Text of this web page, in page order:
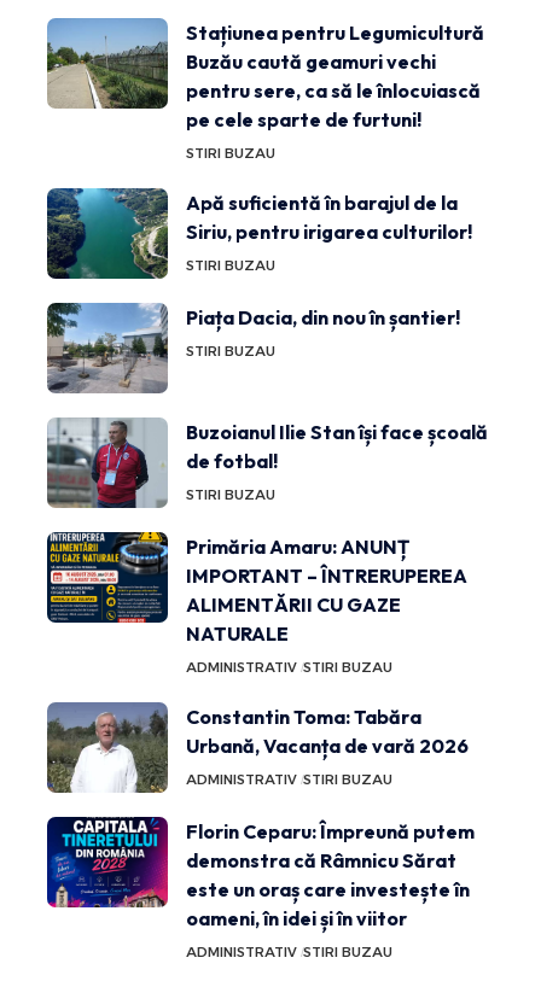
Stațiunea pentru Legumicultură
Buzău caută geamuri vechi
pentru sere, ca să le înlocuiască
pe cele sparte de furtuni!
STIRI BUZAU
Apă suficientă în barajul de la
Siriu, pentru irigarea culturilor!
STIRI BUZAU
Piața Dacia, din nou în șantier!
STIRI BUZAU
Buzoianul Ilie Stan își face școală
de fotbal!
STIRI BUZAU
Primăria Amaru: ANUNȚ
IMPORTANT – ÎNTRERUPEREA
ALIMENTĂRII CU GAZE
NATURALE
ADMINISTRATIV STIRI BUZAU
Constantin Toma: Tabăra
Urbană, Vacanța de vară 2026
ADMINISTRATIV STIRI BUZAU
Florin Ceparu: Împreună putem
demonstra că Râmnicu Sărat
este un oraș care investește în
oameni, în idei și în viitor
ADMINISTRATIV STIRI BUZAU